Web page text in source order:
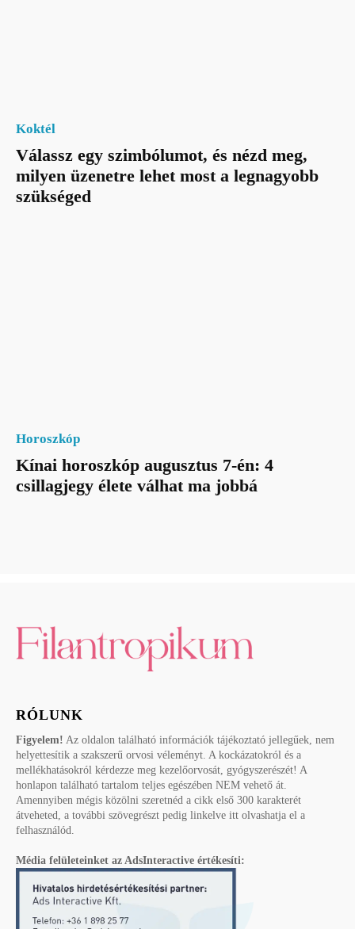
Koktél
Válassz egy szimbólumot, és nézd meg,
milyen üzenetre lehet most a legnagyobb
szükséged
Horoszkóp
Kínai horoszkóp augusztus 7-én: 4
csillagjegy élete válhat ma jobbá
RÓLUNK
Figyelem! Az oldalon található információk tájékoztató jellegűek, nem
helyettesítik a szakszerű orvosi véleményt. A kockázatokról és a
mellékhatásokról kérdezze meg kezelőorvosát, gyógyszerészét! A
honlapon található tartalom teljes egészében NEM vehető át.
Amennyiben mégis közölni szeretnéd a cikk első 300 karakterét
átveheted, a további szövegrészt pedig linkelve itt olvashatja el a
felhasználód.
Média felületeinket az AdsInteractive értékesíti: